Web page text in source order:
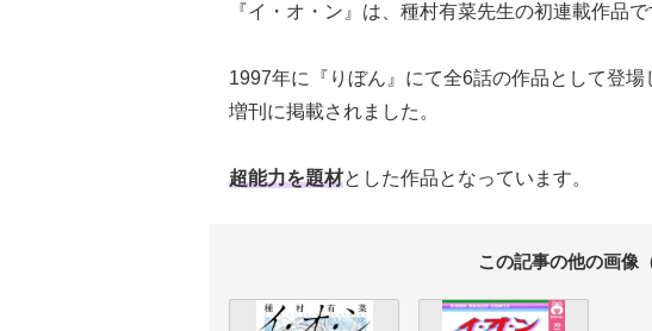
『イ・オ・ン』は、種村有菜先生の初連載作品で
1997年に『りぼん』にて全6話の作品として登場
増刊に掲載されました。
超能力を題材とした作品となっています。
この記事の他の画像